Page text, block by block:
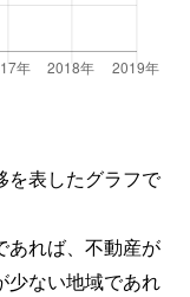
を表したグラフで
あれば、不動産が
少ない地域であれ